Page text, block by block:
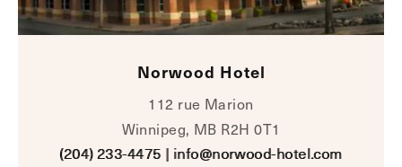
Norwood Hotel
112 rue Marion
Winnipeg, MB R2H 0T1
(204) 233-4475 | info@norwood-hotel.com